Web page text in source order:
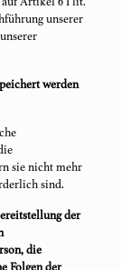
unserer
werden
sie nicht mehr
sind.
der
die
Folgen der